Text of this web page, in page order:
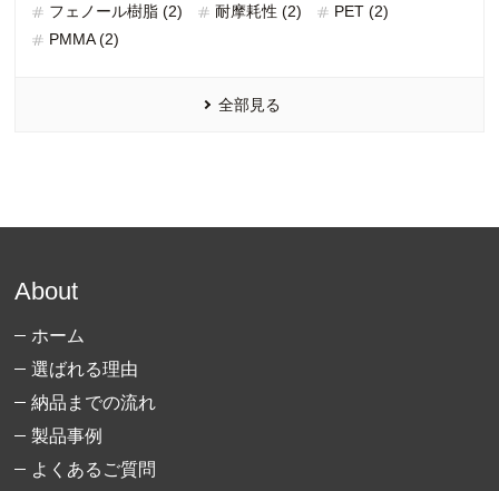
フェノール樹脂 (2)
耐摩耗性 (2)
PET (2)
PMMA (2)
全部見る
About
ホーム
選ばれる理由
納品までの流れ
製品事例
よくあるご質問